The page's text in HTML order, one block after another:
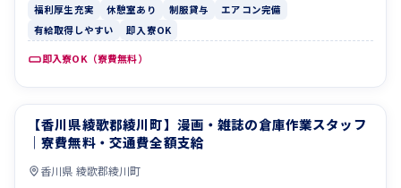
福利厚生充実
休憩室あり 制服貸与
エアコン完備
有給取得しやすい
即入寮OK
即入寮OK（寮費無料）
週払いOK 正社員登用あり
【香川県綾歌郡綾川町】漫画・雑誌の倉庫作業スタッフ
｜寮費無料・交通費全額支給
香川県 綾歌郡綾川町